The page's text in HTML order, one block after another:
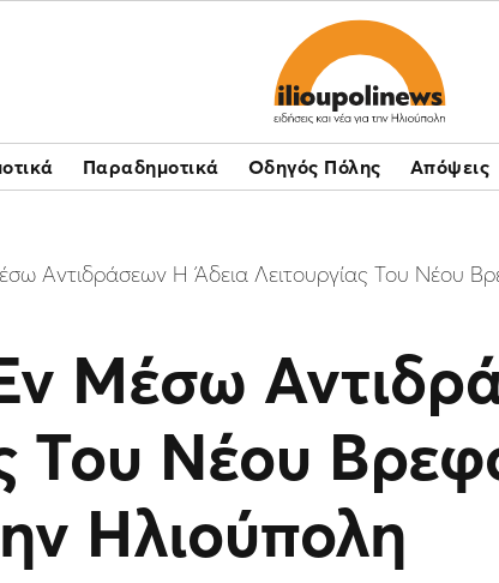
Παραδημοτικά Οδηγός Πόλης Απόψεις
Αντιδράσεων Η Άδεια Λειτουργίας Του Νέου
Μέσω
Του Νέου
Ηλιούπολη